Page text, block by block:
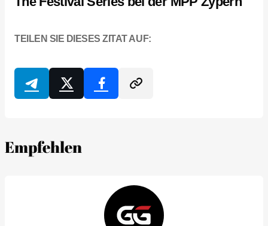
TEILEN SIE DIESES ZITAT AUF:
Empfehlen